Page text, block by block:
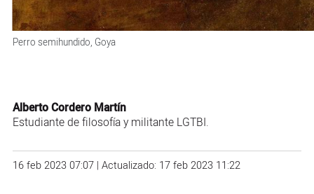
Perro semihundido, Goya
Alberto Cordero Martín
Estudiante de filosofía y militante LGTBI.
16 feb 2023 07:07 | Actualizado: 17 feb 2023 11:22